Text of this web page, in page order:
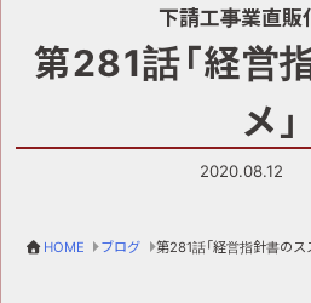
下請工事業直販
第281話「経営
メ」
2020.08.12
HOME ブログ 第281話「経営指針書のス